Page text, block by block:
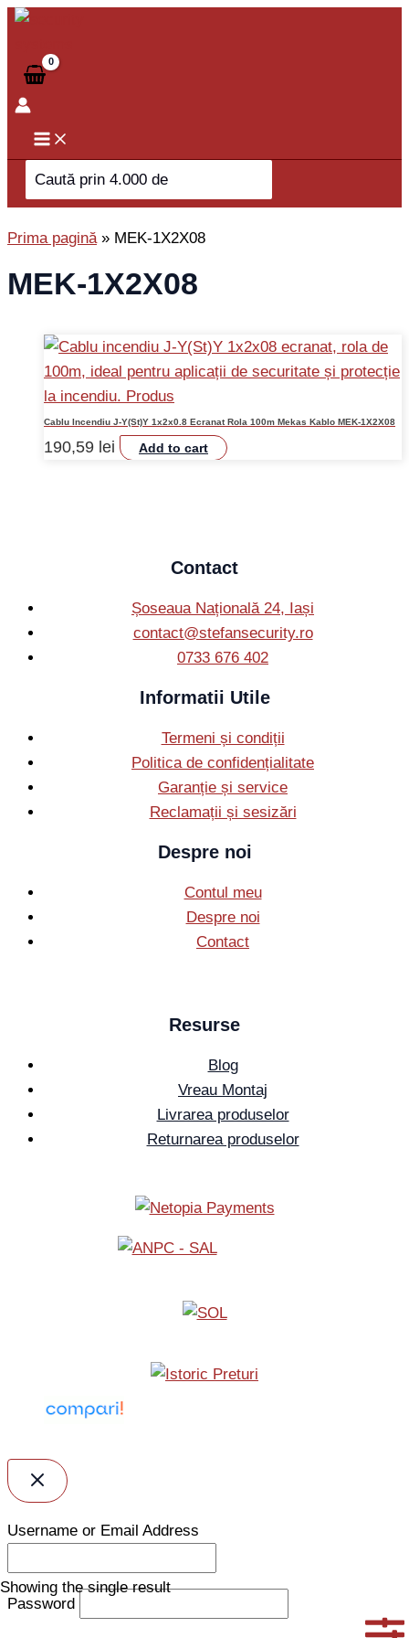
Skip
content
Search
for:
Prima pagină» MEK-1X2X08
MEK-1X2X08
Showing the single result
Cablu Incendiu J-Y(St)Y 1x2x0.8 Ecranat Rola 100m Mekas Kablo MEK-1X2X08
190,59 lei Add to cart
Contact
Șoseaua Națională 24, Iași
contact@stefansecurity.ro
0733 676 402
Informatii Utile
Termeni și condiții
Politica de confidențialitate
Garanție și service
Reclamații și sesizări
Despre noi
Contul meu
Despre noi
Contact
Resurse
Blog
Vreau Montaj
Livrarea produselor
Returnarea produselor
Username or Email Address
Password